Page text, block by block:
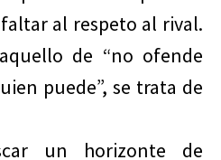
al respeto al rival.
de “no ofende
puede”, se trata de
un horizonte de